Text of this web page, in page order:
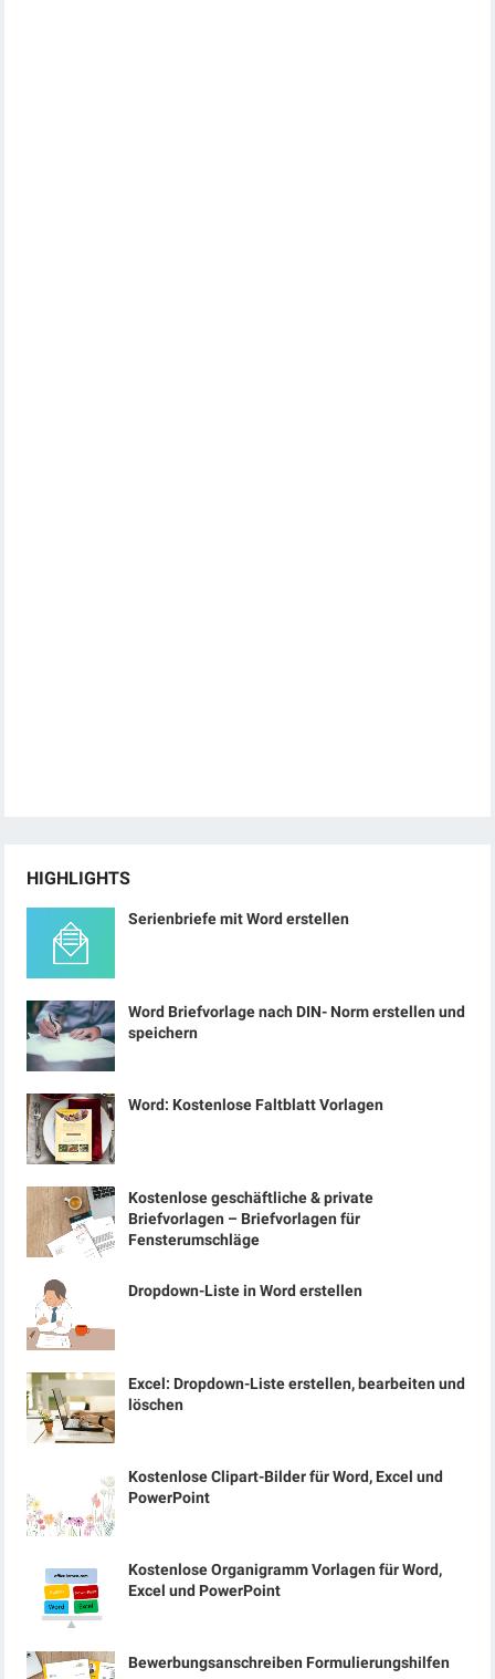
HIGHLIGHTS
Serienbriefe mit Word erstellen
Word Briefvorlage nach DIN- Norm erstellen und
speichern
Word: Kostenlose Faltblatt Vorlagen
Kostenlose geschäftliche & private
Briefvorlagen – Briefvorlagen für
Fensterumschläge
Dropdown-Liste in Word erstellen
Excel: Dropdown-Liste erstellen, bearbeiten und
löschen
Kostenlose Clipart-Bilder für Word, Excel und
PowerPoint
Kostenlose Organigramm Vorlagen für Word,
Excel und PowerPoint
Bewerbungsanschreiben Formulierungshilfen